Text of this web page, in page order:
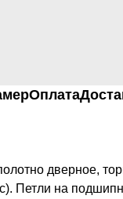
Оплата
дверное,
Петли на